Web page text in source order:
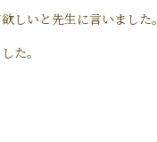
しいと先生に言いました。
た。